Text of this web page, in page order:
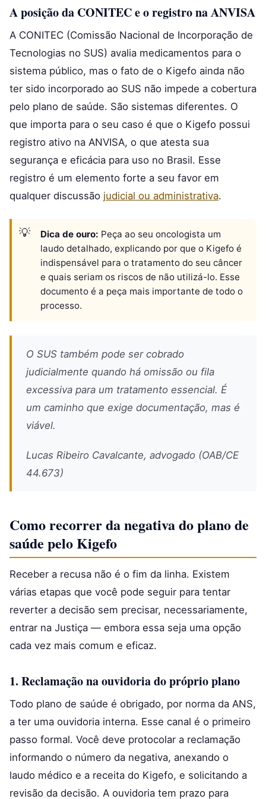
A posição da CONITEC e o registro na ANVISA
A CONITEC (Comissão Nacional de Incorporação de
Tecnologias no SUS) avalia medicamentos para o
sistema público, mas o fato de o Kigefo ainda não
ter sido incorporado ao SUS não impede a cobertura
pelo plano de saúde. São sistemas diferentes. O
que importa para o seu caso é que o Kigefo possui
registro ativo na ANVISA, o que atesta sua
segurança e eficácia para uso no Brasil. Esse
registro é um elemento forte a seu favor em
qualquer discussão judicial ou administrativa.
Dica de ouro: Peça ao seu oncologista um
laudo detalhado, explicando por que o Kigefo é
indispensável para o tratamento do seu câncer
e quais seriam os riscos de não utilizá-lo. Esse
documento é a peça mais importante de todo o
processo.
O SUS também pode ser cobrado
judicialmente quando há omissão ou fila
excessiva para um tratamento essencial. É
um caminho que exige documentação, mas é
viável.
Lucas Ribeiro Cavalcante, advogado (OAB/CE
44.673)
Como recorrer da negativa do plano de
saúde pelo Kigefo
Receber a recusa não é o fim da linha. Existem
várias etapas que você pode seguir para tentar
reverter a decisão sem precisar, necessariamente,
entrar na Justiça — embora essa seja uma opção
cada vez mais comum e eficaz.
1. Reclamação na ouvidoria do próprio plano
Todo plano de saúde é obrigado, por norma da ANS,
a ter uma ouvidoria interna. Esse canal é o primeiro
passo formal. Você deve protocolar a reclamação
informando o número da negativa, anexando o
laudo médico e a receita do Kigefo, e solicitando a
revisão da decisão. A ouvidoria tem prazo para